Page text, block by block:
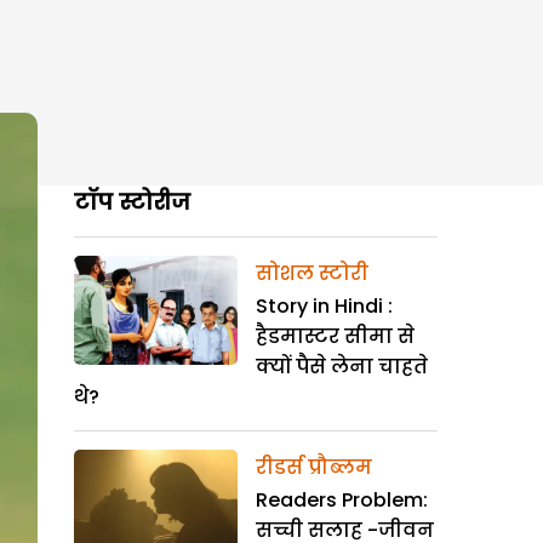
टॉप स्टोरीज
सोशल स्टोरी
Story in Hindi :
हैडमास्टर सीमा से
क्यों पैसे लेना चाहते
थे?
रीडर्स प्रौब्लम
Readers Problem:
सच्ची सलाह -जीवन